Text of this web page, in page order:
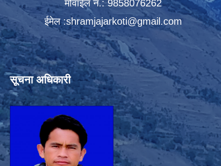
मोवाईल नं.: 9858076262
ईमेल :shramjajarkoti@gmail.com
सूचना अधिकारी